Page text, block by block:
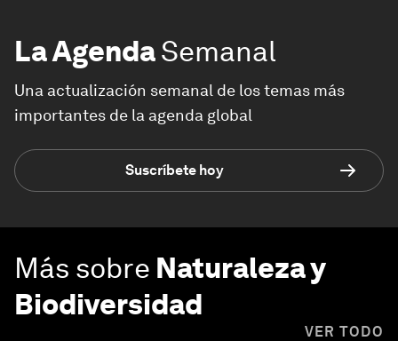
La AgendaSemanal
Una actualización semanal de los temas más
importantes de la agenda global
Suscríbete hoy
Más sobre Naturaleza y
Biodiversidad
VER TODO